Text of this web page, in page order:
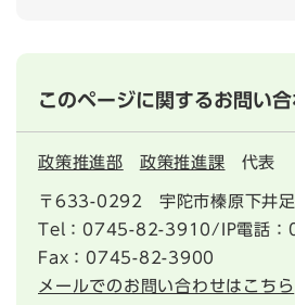
このページに関するお問い
政策推進部 政策推進課 代表
〒633-0292
宇陀市榛原下井
Tel：0745-82-3910/IP電話
Fax：0745-82-3900
メールでのお問い合わせはこちら